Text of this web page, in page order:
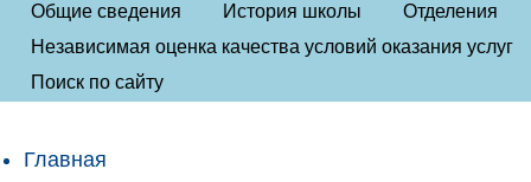
Общие сведения
История школы
Отделения
Независимая оценка качества условий оказания услуг
Поиск по сайту
Главная